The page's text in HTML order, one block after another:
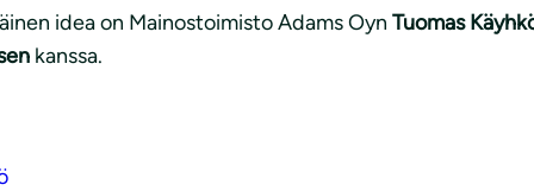
idea on Mainostoimisto Adams Oyn Tuomas
kanssa.